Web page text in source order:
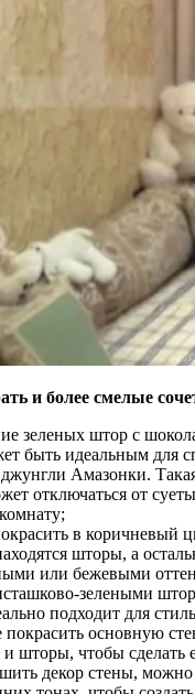
и более смелые
зеленых штор с
быть идеальным для
Амазонки.
отключаться от
в коричневый
шторы, а
или бежевыми
зелеными
подходит для
покрасить основную
и шторы, чтобы сделать
декор стены, можно